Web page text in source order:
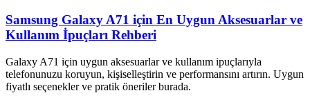
Samsung Galaxy A71 için En Uygun Aksesuarlar ve
Kullanım İpuçları Rehberi
Galaxy A71 için uygun aksesuarlar ve kullanım ipuçlarıyla
telefonunuzu koruyun, kişiselleştirin ve performansını artırın. Uygun
fiyatlı seçenekler ve pratik öneriler burada.